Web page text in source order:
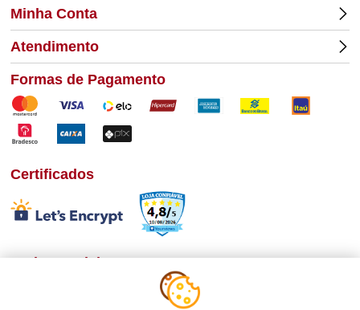
Minha Conta
Atendimento
Formas de Pagamento
Certificados
Redes Sociais